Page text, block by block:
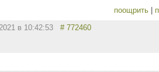
поощрить
в 10:42:53 # 772460